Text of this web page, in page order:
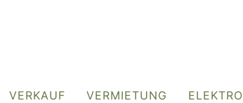
VERKAUF VERMIETUNG ELEKTRO